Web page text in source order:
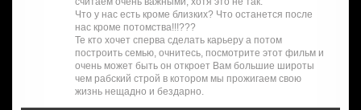
Что у нас есть кроме близких? Что останется после
нас кроме потомства!!!???
Те кто хочет сперва сделать карьеру а потом
построить семью, очнитесь, посмотрите этот фильм и
очень может быть он откроет Вам большие широты
чем рабский строй в котором мы прожигаем свою
жизнь нещадно и бездарно.